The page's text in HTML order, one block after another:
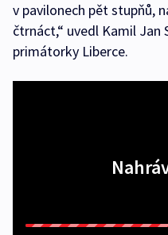
v pavilonech pět stupňů,
čtrnáct,“ uvedl Kamil Jan
primátorky Liberce.